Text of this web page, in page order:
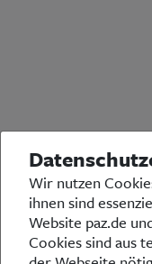
Die Preußische
in der deutschen
über das aktuelle
bezieht zu den
Stellung. In ihrer
preußischen
Wir nutzen
ihnen sind
Website paz.de
Cookies sind aus